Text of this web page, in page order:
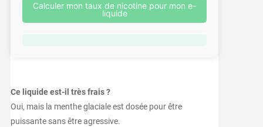
Calculer mon taux de nicotine pour mon e-
liquide
Ce liquide est-il très frais ?
Oui, mais la menthe glaciale est dosée pour être
puissante sans être agressive.